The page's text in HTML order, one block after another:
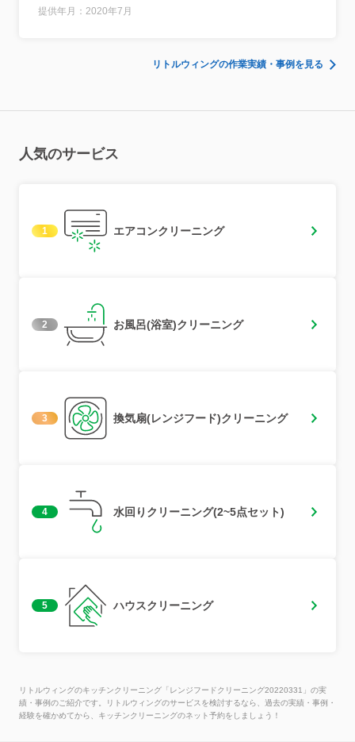
提供年月：2020年7月
リトルウィングの作業実績・事例を見る
人気のサービス
1 エアコンクリーニング
2 お風呂(浴室)クリーニング
3 換気扇(レンジフード)クリーニング
4 水回りクリーニング(2~5点セット)
5 ハウスクリーニング
リトルウィングのキッチンクリーニング「レンジフードクリーニング20220331」の実
績・事例のご紹介です。リトルウィングのサービスを検討するなら、過去の実績・事例・
経験を確かめてから、キッチンクリーニングのネット予約をしましょう！